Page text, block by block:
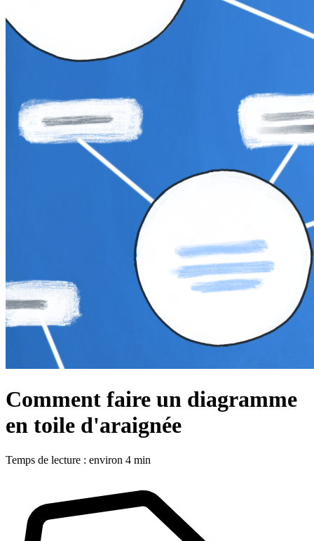
Comment faire un diagramme
en toile d'araignée
Temps de lecture : environ 4 min